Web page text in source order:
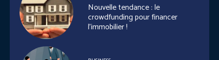
Nouvelle tendance : le
crowdfunding pour financer
l’immobilier !